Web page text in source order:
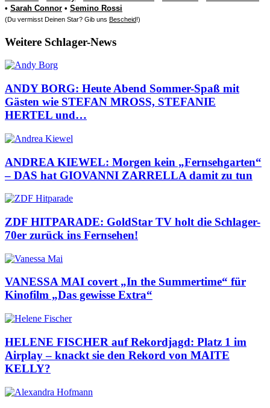
• Sarah Connor • Semino Rossi
(Du vermisst Deinen Star? Gib uns Bescheid!)
Weitere Schlager-News
ANDY BORG: Heute Abend Sommer-Spaß mit
Gästen wie STEFAN MROSS, STEFANIE
HERTEL und…
ANDREA KIEWEL: Morgen kein „Fernsehgarten“
– DAS hat GIOVANNI ZARRELLA damit zu tun
ZDF HITPARADE: GoldStar TV holt die Schlager-
70er zurück ins Fernsehen!
VANESSA MAI covert „In the Summertime“ für
Kinofilm „Das gewisse Extra“
HELENE FISCHER auf Rekordjagd: Platz 1 im
Airplay – knackt sie den Rekord von MAITE
KELLY?